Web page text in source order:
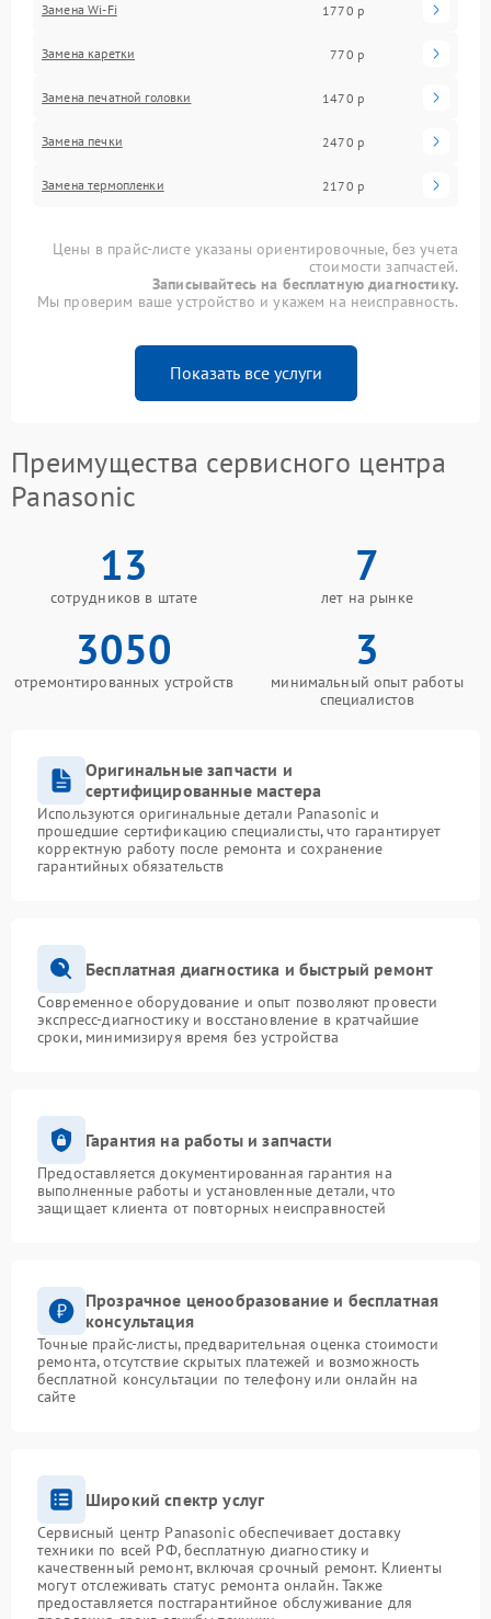
Замена Wi-Fi 1770 р
Замена каретки 770 р
Замена печатной головки 1470 р
Замена печки 2470 р
Замена термопленки 2170 р
Цены в прайс-листе указаны ориентировочные, без учета
стоимости запчастей.
Записывайтесь на бесплатную диагностику.
Мы проверим ваше устройство и укажем на неисправность.
Показать все услуги
Преимущества сервисного центра
Panasonic
13
сотрудников в штате
7
лет на рынке
3050
отремонтированных устройств
3
минимальный опыт работы
специалистов
Оригинальные запчасти и
сертифицированные мастера
Используются оригинальные детали Panasonic и
прошедшие сертификацию специалисты, что гарантирует
корректную работу после ремонта и сохранение
гарантийных обязательств
Бесплатная диагностика и быстрый ремонт
Современное оборудование и опыт позволяют провести
экспресс-диагностику и восстановление в кратчайшие
сроки, минимизируя время без устройства
Гарантия на работы и запчасти
Предоставляется документированная гарантия на
выполненные работы и установленные детали, что
защищает клиента от повторных неисправностей
Прозрачное ценообразование и бесплатная
консультация
Точные прайс-листы, предварительная оценка стоимости
ремонта, отсутствие скрытых платежей и возможность
бесплатной консультации по телефону или онлайн на
сайте
Широкий спектр услуг
Сервисный центр Panasonic обеспечивает доставку
техники по всей РФ, бесплатную диагностику и
качественный ремонт, включая срочный ремонт. Клиенты
могут отслеживать статус ремонта онлайн. Также
предоставляется постгарантийное обслуживание для